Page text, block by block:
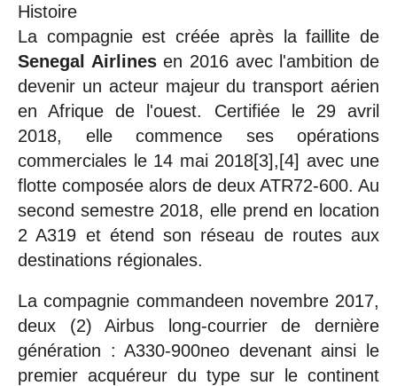
Histoire
La compagnie est créée après la faillite de
Senegal Airlinesen 2016 avec l'ambition de
devenir un acteur majeur du transport aérien
en Afrique de l'ouest. Certifiée le 29 avril
2018, elle commence ses opérations
commerciales le 14 mai 2018[3],[4] avec une
flotte composée alors de deux ATR72-600. Au
second semestre 2018, elle prend en location
2 A319 et étend son réseau de routes aux
destinations régionales.
La compagnie commandeen novembre 2017,
deux (2) Airbus long-courrier de dernière
génération : A330-900neo devenant ainsi le
premier acquéreur du type sur le continent